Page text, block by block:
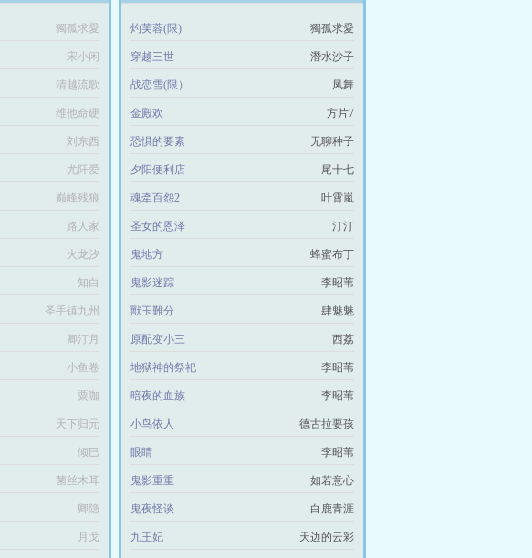
獨孤求愛
宋小闲
清越流歌
维他命硬
刘东西
尤阡爱
巅峰残狼
路人家
火龙汐
知白
圣手镇九州
卿汀月
小鱼卷
粟咖
天下归元
倾巳
菌丝木耳
卿隐
月戈
灼芙蓉(限) 獨孤求愛
穿越三世 潛水沙子
战恋雪(限） 凤舞
金殿欢 方片7
恐惧的要素 无聊种子
夕阳便利店 尾十七
魂牵百怨2 叶霄嵐
圣女的恩泽 汀汀
鬼地方 蜂蜜布丁
鬼影迷踪 李昭苇
獸玉難分 肆魅魅
原配变小三 西荔
地狱神的祭祀 李昭苇
暗夜的血族 李昭苇
小鸟依人 德古拉要孩
眼睛 李昭苇
鬼影重重 如若意心
鬼夜怪谈 白鹿青涯
九王妃 天边的云彩